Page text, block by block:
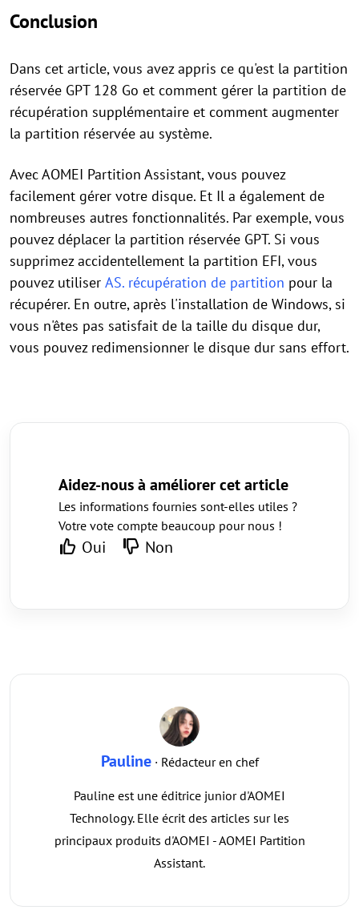
Conclusion
Dans cet article, vous avez appris ce qu'est la partition
réservée GPT 128 Go et comment gérer la partition de
récupération supplémentaire et comment augmenter
la partition réservée au système.
Avec AOMEI Partition Assistant, vous pouvez
facilement gérer votre disque. Et Il a également de
nombreuses autres fonctionnalités. Par exemple, vous
pouvez déplacer la partition réservée GPT. Si vous
supprimez accidentellement la partition EFI, vous
pouvez utiliser AS. récupération de partition pour la
récupérer. En outre, après l'installation de Windows, si
vous n'êtes pas satisfait de la taille du disque dur,
vous pouvez redimensionner le disque dur sans effort.
Aidez-nous à améliorer cet article
Les informations fournies sont-elles utiles ?
Votre vote compte beaucoup pour nous !
Oui Non
Pauline· Rédacteur en chef
Pauline est une éditrice junior d'AOMEI
Technology. Elle écrit des articles sur les
principaux produits d'AOMEI - AOMEI Partition
Assistant.